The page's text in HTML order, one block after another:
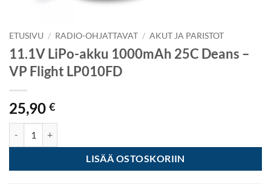
ETUSIVU / RADIO-OHJATTAVAT / AKUT JA PARISTOT
11.1V LiPo-akku 1000mAh 25C Deans –
VP Flight LP010FD
25,90 €
LISÄÄ OSTOSKORIIN